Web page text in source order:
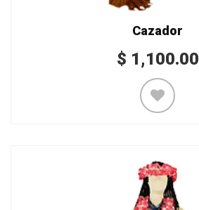
Cazador
$ 1,100.00